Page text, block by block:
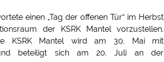
einen „Tag der offenen Tür“ im Herbst
der KSRK Mantel vorzustellen.
KSRK Mantel wird am 30. Mai mit
und beteiligt sich am 20. Juli an der